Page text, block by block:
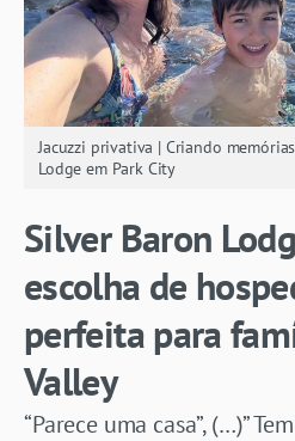
Jacuzzi privativa | Criando
Lodge em Park City
Silver Baron
escolha de
perfeita para
Valley
“Parece uma casa”, (…)”